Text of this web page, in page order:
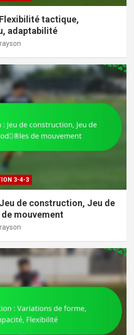
tactique,
adaptabilité
3-4-3
de construction, Jeu de
mouvement